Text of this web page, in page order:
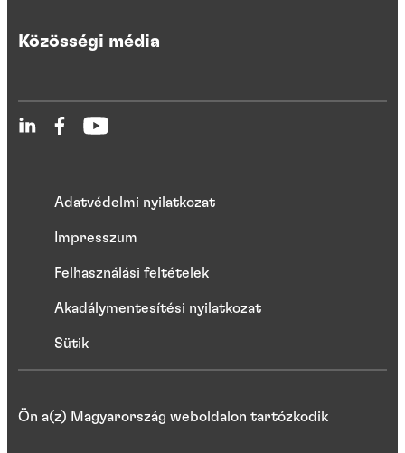
Közösségi média
Adatvédelmi nyilatkozat
Impresszum
Felhasználási feltételek
Akadálymentesítési nyilatkozat
Sütik
Ön a(z) Magyarország weboldalon tartózkodik